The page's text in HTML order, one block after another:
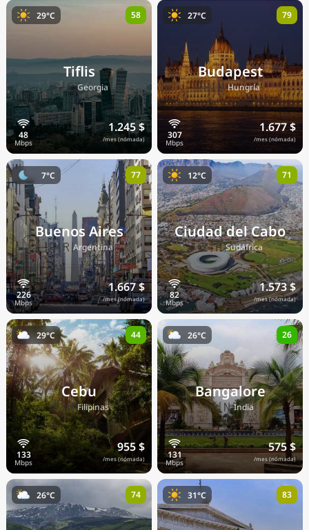
Tiflis
🇬🇪Georgia
1.245 $
/mes (nómada)
29°C 58
Budapest
🇭🇺Hungría
1.677 $
/mes (nómada)
27°C 79
Buenos Aires
🇦🇷Argentina
1.667 $
/mes (nómada)
7°C 77
Ciudad del Cabo
🇿🇦Sudáfrica
1.573 $
/mes (nómada)
12°C 71
Cebu
🇵🇭Filipinas
955 $
/mes (nómada)
29°C 44
Bangalore
🇮🇳India
575 $
/mes (nómada)
26°C 26
26°C 74 31°C 83